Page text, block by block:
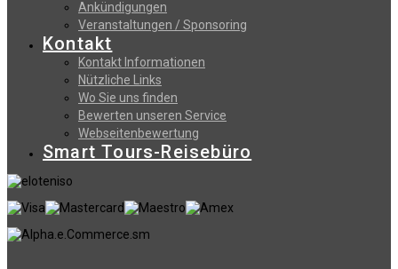
Ankündigungen
Veranstaltungen / Sponsoring
Kontakt
Kontakt Informationen
Nützliche Links
Wo Sie uns finden
Bewerten unseren Service
Webseitenbewertung
Smart Tours-Reisebüro